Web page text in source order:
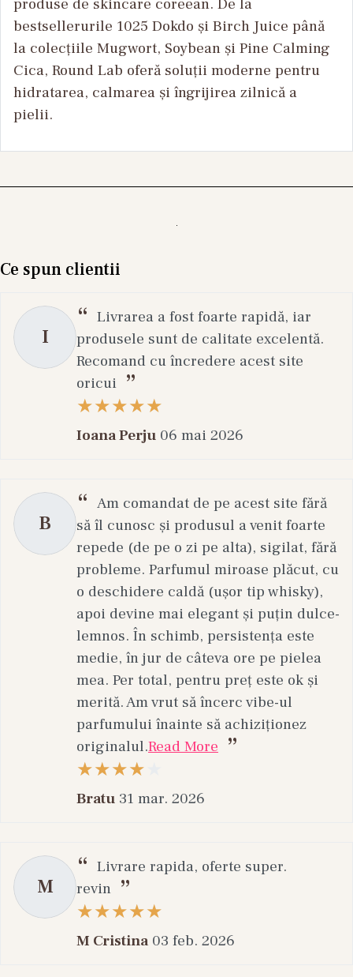
produse de skincare coreean. De la
bestsellerurile 1025 Dokdo și Birch Juice până
la colecțiile Mugwort, Soybean și Pine Calming
Cica, Round Lab oferă soluții moderne pentru
hidratarea, calmarea și îngrijirea zilnică a
pielii.
Ce spun clientii
I
Livrarea a fost foarte rapidă, iar
produsele sunt de calitate excelentă.
Recomand cu încredere acest site
oricui
Ioana Perju 06 mai 2026
B
Am comandat de pe acest site fără
să îl cunosc și produsul a venit foarte
repede (de pe o zi pe alta), sigilat, fără
probleme. Parfumul miroase plăcut, cu
o deschidere caldă (ușor tip whisky),
apoi devine mai elegant și puțin dulce-
lemnos. În schimb, persistența este
medie, în jur de câteva ore pe pielea
mea. Per total, pentru preț este ok și
merită. Am vrut să încerc vibe-ul
parfumului înainte să achiziționez
originalul.Read More
Bratu 31 mar. 2026
M
Livrare rapida, oferte super.
revin
M Cristina 03 feb. 2026